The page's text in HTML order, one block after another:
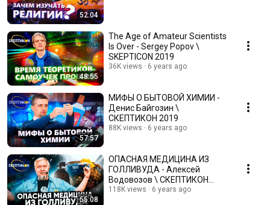
52:04
48:55
The Age of Amateur Scientists
Is Over - Sergey Popov \
SKEPTICON 2019
36K views 6 years ago
57:57
МИФЫ О БЫТОВОЙ ХИМИИ -
Денис Байгозин \
СКЕПТИКОН 2019
88K views 6 years ago
55:08
ОПАСНАЯ МЕДИЦИНА ИЗ
ГОЛЛИВУДА - Алексей
Водовозов \ СКЕПТИКОН
2019
118K views 6 years ago